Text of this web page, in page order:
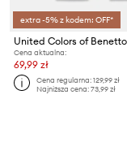
extra -5% z kodem: OFF*
Cena aktualna:
69,99 zł
Cena regularna:129,99 zł
Najniższa cena:73,99 zł